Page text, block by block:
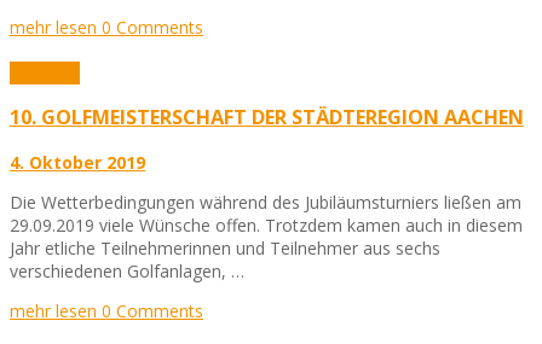
mehr lesen 0 Comments
10. GOLFMEISTERSCHAFT DER STÄDTEREGION AACHEN
4. Oktober 2019
Die Wetterbedingungen während des Jubiläumsturniers ließen am
29.09.2019 viele Wünsche offen. Trotzdem kamen auch in diesem
Jahr etliche Teilnehmerinnen und Teilnehmer aus sechs
verschiedenen Golfanlagen, …
mehr lesen 0 Comments